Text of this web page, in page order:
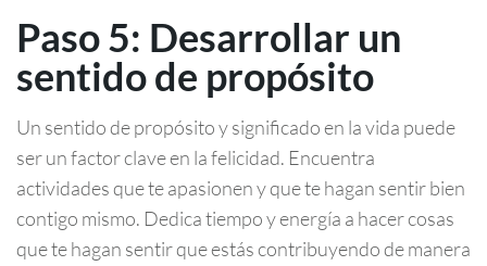
Paso 5: Desarrollar un
sentido de propósito
Un sentido de propósito y significado en la vida puede
ser un factor clave en la felicidad. Encuentra
actividades que te apasionen y que te hagan sentir bien
contigo mismo. Dedica tiempo y energía a hacer cosas
que te hagan sentir que estás contribuyendo de manera